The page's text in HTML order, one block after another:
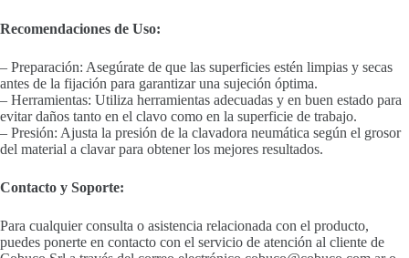
Recomendaciones de Uso:
– Preparación: Asegúrate de que las superficies estén limpias y secas
antes de la fijación para garantizar una sujeción óptima.
– Herramientas: Utiliza herramientas adecuadas y en buen estado para
evitar daños tanto en el clavo como en la superficie de trabajo.
– Presión: Ajusta la presión de la clavadora neumática según el grosor
del material a clavar para obtener los mejores resultados.
Contacto y Soporte:
Para cualquier consulta o asistencia relacionada con el producto,
puedes ponerte en contacto con el servicio de atención al cliente de